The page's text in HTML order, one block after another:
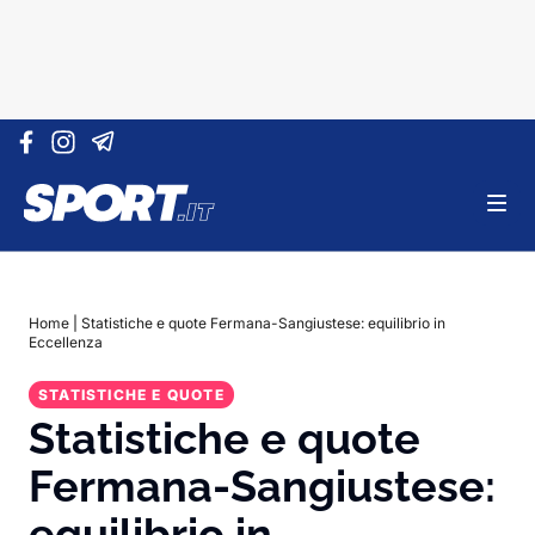
Vai al contenuto
Home
Statistiche e quote Fermana-Sangiustese: equilibrio in
Eccellenza
STATISTICHE E QUOTE
Statistiche e quote
Fermana-Sangiustese: